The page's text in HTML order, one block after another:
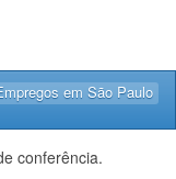
em São Paulo
conferência.